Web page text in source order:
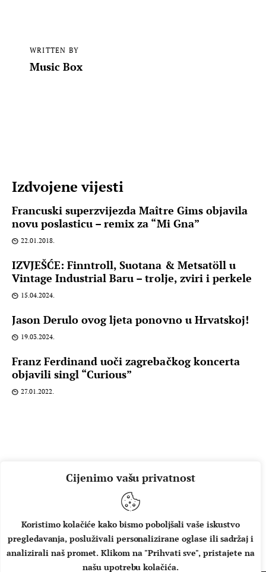
Cijenimo vašu privatnost
Koristimo kolačiće kako bismo poboljšali vaše iskustvo
pregledavanja, posluživali personalizirane oglase ili sadržaj i
analizirali naš promet. Klikom na "Prihvati sve", pristajete na
našu upotrebu kolačića.
WRITTEN BY
Music Box
Izdvojene vijesti
Francuski superzvijezda Maître Gims objavila
novu poslasticu – remix za “Mi Gna”
22.01.2018.
IZVJEŠĆE: Finntroll, Suotana & Metsatöll u
Vintage Industrial Baru – trolje, zviri i perkele
15.04.2024.
Jason Derulo ovog ljeta ponovno u Hrvatskoj!
19.03.2024.
Franz Ferdinand uoči zagrebačkog koncerta
objavili singl “Curious”
27.01.2022.
O NAMA IMPRESSUM UVJETI KORIŠTENJA